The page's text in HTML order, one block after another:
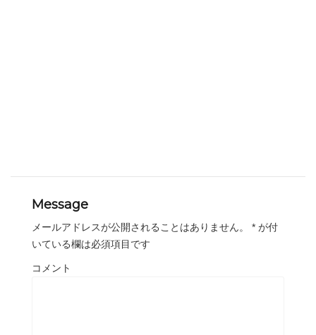
Message
メールアドレスが公開されることはありません。 * が付
いている欄は必須項目です
コメント